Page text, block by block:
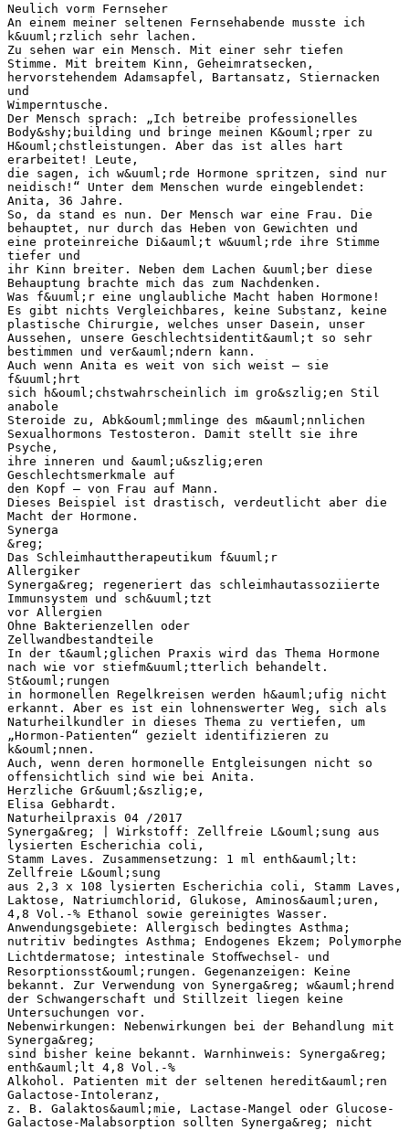
Neulich vorm Fernseher
An einem meiner seltenen Fernsehabende musste ich
k&uuml;rzlich sehr lachen.
Zu sehen war ein Mensch. Mit einer sehr tiefen
Stimme. Mit breitem Kinn, Geheimratsecken,
hervorstehendem Adamsapfel, Bartansatz, Stiernacken
und
Wimperntusche.
Der Mensch sprach: „Ich betreibe professionelles
Body&shy;building und bringe meinen K&ouml;rper zu
H&ouml;chstleistungen. Aber das ist alles hart
erarbeitet! Leute,
die sagen, ich w&uuml;rde Hormone spritzen, sind nur
neidisch!“ Unter dem Menschen wurde eingeblendet:
Anita, 36 Jahre.
So, da stand es nun. Der Mensch war eine Frau. Die
behauptet, nur durch das Heben von Gewichten und
eine proteinreiche Di&auml;t w&uuml;rde ihre Stimme
tiefer und
ihr Kinn breiter. Neben dem Lachen &uuml;ber diese
Behauptung brachte mich das zum Nachdenken.
Was f&uuml;r eine unglaubliche Macht haben Hormone!
Es gibt nichts Vergleichbares, keine Substanz, keine
plastische Chirurgie, welches unser Dasein, unser
Aussehen, unsere Geschlechtsidentit&auml;t so sehr
bestimmen und ver&auml;ndern kann.
Auch wenn Anita es weit von sich weist – sie
f&uuml;hrt
sich h&ouml;chstwahrscheinlich im gro&szlig;en Stil
anabole
Steroide zu, Abk&ouml;mmlinge des m&auml;nnlichen
Sexualhormons Testosteron. Damit stellt sie ihre
Psyche,
ihre inneren und &auml;u&szlig;eren
Geschlechtsmerkmale auf
den Kopf – von Frau auf Mann.
Dieses Beispiel ist drastisch, verdeutlicht aber die
Macht der Hormone.
Synerga
&reg;
Das Schleimhauttherapeutikum f&uuml;r
Allergiker
Synerga&reg; regeneriert das schleimhautassoziierte
Immunsystem und sch&uuml;tzt
vor Allergien
Ohne Bakterienzellen oder
Zellwandbestandteile
In der t&auml;glichen Praxis wird das Thema Hormone
nach wie vor stiefm&uuml;tterlich behandelt.
St&ouml;rungen
in hormonellen Regelkreisen werden h&auml;ufig nicht
erkannt. Aber es ist ein lohnenswerter Weg, sich als
Naturheilkundler in dieses Thema zu vertiefen, um
„Hormon-Patienten“ gezielt identifizieren zu
k&ouml;nnen.
Auch, wenn deren hormonelle Entgleisungen nicht so
offensichtlich sind wie bei Anita.
Herzliche Gr&uuml;&szlig;e,
Elisa Gebhardt.
Naturheilpraxis 04 /2017
Synerga&reg; | Wirkstoff: Zellfreie L&ouml;sung aus
lysierten Escherichia coli,
Stamm Laves. Zusammensetzung: 1 ml enth&auml;lt:
Zellfreie L&ouml;sung
aus 2,3 x 108 lysierten Escherichia coli, Stamm Laves,
Laktose, Natriumchlorid, Glukose, Aminos&auml;uren,
4,8 Vol.-% Ethanol sowie gereinigtes Wasser.
Anwendungsgebiete: Allergisch bedingtes Asthma;
nutritiv bedingtes Asthma; Endogenes Ekzem; Polymorphe
Lichtdermatose; intestinale Stoﬀwechsel- und
Resorptionsst&ouml;rungen. Gegenanzeigen: Keine
bekannt. Zur Verwendung von Synerga&reg; w&auml;hrend
der Schwangerschaft und Stillzeit liegen keine
Untersuchungen vor.
Nebenwirkungen: Nebenwirkungen bei der Behandlung mit
Synerga&reg;
sind bisher keine bekannt. Warnhinweis: Synerga&reg;
enth&auml;lt 4,8 Vol.-%
Alkohol. Patienten mit der seltenen heredit&auml;ren
Galactose-Intoleranz,
z. B. Galaktos&auml;mie, Lactase-Mangel oder Glucose-
Galactose-Malabsorption sollten Synerga&reg; nicht